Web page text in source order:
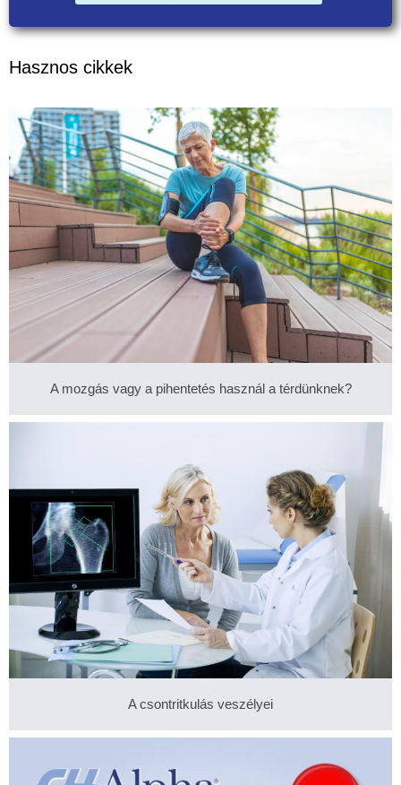
Hasznos cikkek
A mozgás vagy a pihentetés használ a térdünknek?
A csontritkulás veszélyei